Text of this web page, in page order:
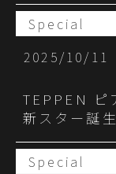
Special
2025/10/11
TEPPEN ピ
新スター誕
Special